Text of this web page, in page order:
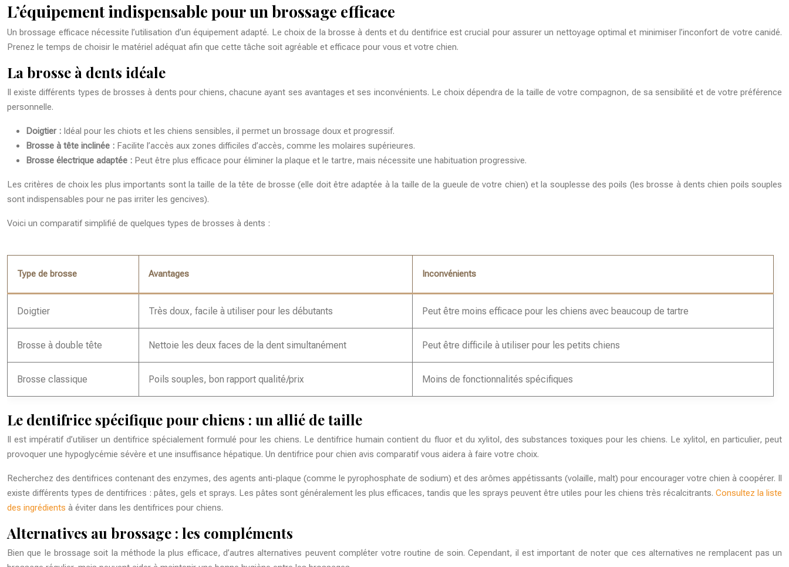
L’équipement indispensable pour un brossage efficace
Un brossage efficace nécessite l’utilisation d’un équipement adapté. Le choix de la brosse à dents et du dentifrice est crucial pour assurer un nettoyage optimal et minimiser l’inconfort de votre canidé.
Prenez le temps de choisir le matériel adéquat afin que cette tâche soit agréable et efficace pour vous et votre chien.
La brosse à dents idéale
Il existe différents types de brosses à dents pour chiens, chacune ayant ses avantages et ses inconvénients. Le choix dépendra de la taille de votre compagnon, de sa sensibilité et de votre préférence
personnelle.
Doigtier : Idéal pour les chiots et les chiens sensibles, il permet un brossage doux et progressif.
Brosse à tête inclinée : Facilite l’accès aux zones difficiles d’accès, comme les molaires supérieures.
Brosse électrique adaptée : Peut être plus efficace pour éliminer la plaque et le tartre, mais nécessite une habituation progressive.
Les critères de choix les plus importants sont la taille de la tête de brosse (elle doit être adaptée à la taille de la gueule de votre chien) et la souplesse des poils (lesbrosse à dents chien poils souples
sont indispensables pour ne pas irriter les gencives).
Voici un comparatif simplifié de quelques types de brosses à dents :
Type de brosse Avantages Inconvénients
Doigtier Très doux, facile à utiliser pour les débutants Peut être moins efficace pour les chiens avec beaucoup de tartre
Brosse à double tête Nettoie les deux faces de la dent simultanément Peut être difficile à utiliser pour les petits chiens
Brosse classique Poils souples, bon rapport qualité/prix Moins de fonctionnalités spécifiques
Le dentifrice spécifique pour chiens : un allié de taille
Il est impératif d’utiliser un dentifrice spécialement formulé pour les chiens. Le dentifrice humain contient du fluor et du xylitol, des substances toxiques pour les chiens. Le xylitol, en particulier, peut
provoquer une hypoglycémie sévère et une insuffisance hépatique. Un dentifrice pour chien avis comparatifvous aidera à faire votre choix.
Recherchez des dentifrices contenant des enzymes, des agents anti-plaque (comme le pyrophosphate de sodium) et des arômes appétissants (volaille, malt) pour encourager votre chien à coopérer. Il
existe différents types de dentifrices : pâtes, gels et sprays. Les pâtes sont généralement les plus efficaces, tandis que les sprays peuvent être utiles pour les chiens très récalcitrants. Consultez la liste
des ingrédients à éviter dans les dentifrices pour chiens.
Alternatives au brossage : les compléments
Bien que le brossage soit la méthode la plus efficace, d’autres alternatives peuvent compléter votre routine de soin. Cependant, il est important de noter que ces alternatives ne remplacent pas un